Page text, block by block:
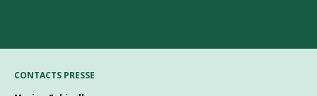
CONTACTS PRESSE